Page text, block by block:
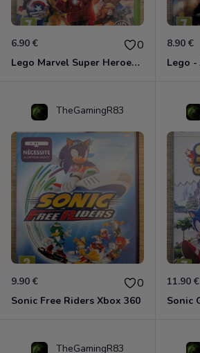
6.90 € 0
Lego Marvel Super Heroes Xbox 360
8.90 €
TheGamingR83
9.90 € 0
Sonic Free Riders Xbox 360
11.90 €
TheGamingR83